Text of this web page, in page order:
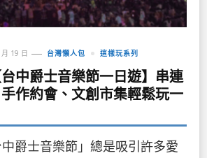
19 日 台灣懶人包 這樣玩系列
中爵士音樂節一日遊】串連
作約會、文創市集輕鬆玩一
爵士音樂節」總是吸引許多愛